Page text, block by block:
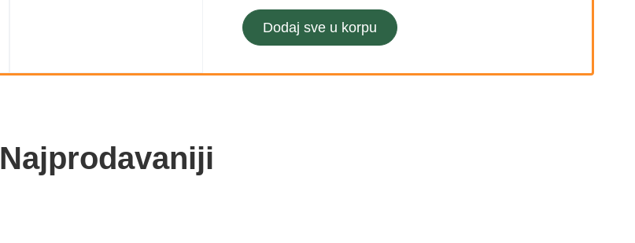
Dodaj sve u korpu
Najprodavaniji